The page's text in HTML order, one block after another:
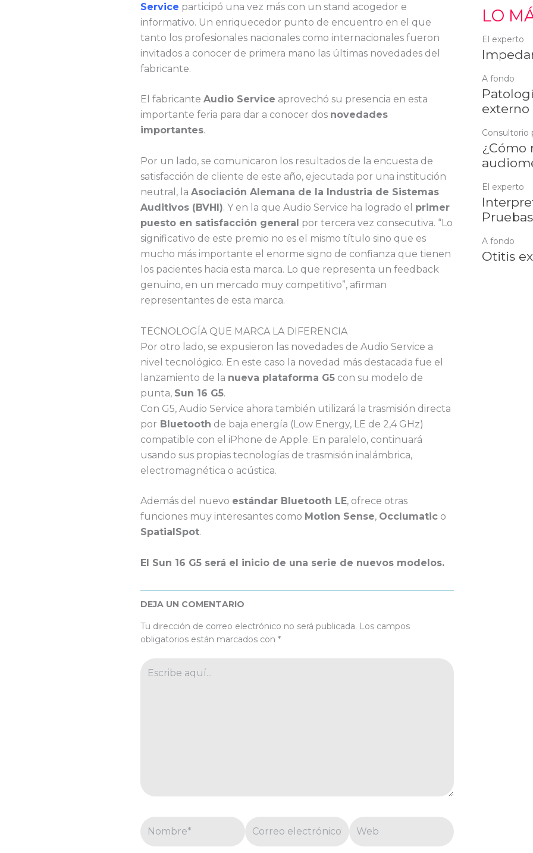
Service participó una vez más con un stand acogedor e
informativo. Un enriquecedor punto de encuentro en el que
tanto los profesionales nacionales como internacionales fueron
invitados a conocer de primera mano las últimas novedades del
fabricante.
El fabricante Audio Service aprovechó su presencia en esta
importante feria para dar a conocer dos novedades
importantes.
Por un lado, se comunicaron los resultados de la encuesta de
satisfacción de cliente de este año, ejecutada por una institución
neutral, la Asociación Alemana de la Industria de Sistemas
Auditivos (BVHI). Y en la que Audio Service ha logrado el primer
puesto en satisfacción general por tercera vez consecutiva. “Lo
significativo de este premio no es el mismo título sino que es
mucho más importante el enorme signo de confianza que tienen
los pacientes hacia esta marca. Lo que representa un feedback
genuino, en un mercado muy competitivo”, afirman
representantes de esta marca.
TECNOLOGÍA QUE MARCA LA DIFERENCIA
Por otro lado, se expusieron las novedades de Audio Service a
nivel tecnológico. En este caso la novedad más destacada fue el
lanzamiento de la nueva plataforma G5 con su modelo de
punta, Sun 16 G5.
Con G5, Audio Service ahora también utilizará la trasmisión directa
por Bluetooth de baja energía (Low Energy, LE de 2,4 GHz)
compatible con el iPhone de Apple. En paralelo, continuará
usando sus propias tecnologías de trasmisión inalámbrica,
electromagnética o acústica.
Además del nuevo estándar Bluetooth LE, ofrece otras
funciones muy interesantes como Motion Sense, Occlumatic o
SpatialSpot.
El Sun 16 G5 será el inicio de una serie de nuevos modelos.
DEJA UN COMENTARIO
Tu dirección de correo electrónico no será publicada. Los campos
obligatorios están marcados con *
LO
El experto
A fondo
externo
Consultorio
¿Cómo
El experto
A fondo
Otitis